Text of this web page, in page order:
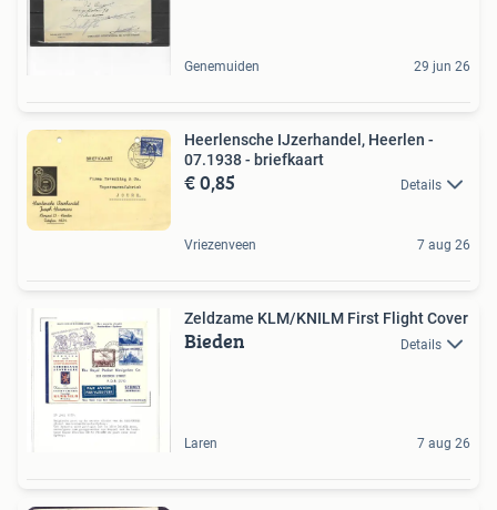
Genemuiden 29 jun 26
Heerlensche IJzerhandel, Heerlen -
07.1938 - briefkaart
€ 0,85 Details
Vriezenveen 7 aug 26
Zeldzame KLM/KNILM First Flight Cover
Bieden Details
Laren 7 aug 26